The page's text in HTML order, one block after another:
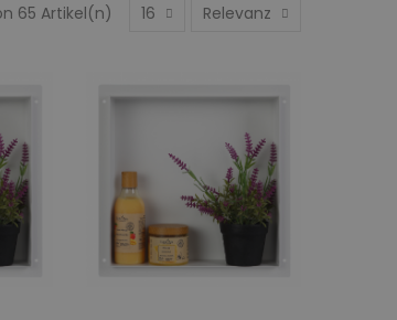
65 Artikel(n) 16 Relevanz